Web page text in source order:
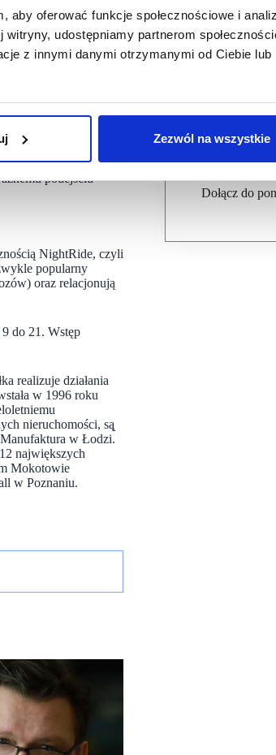
oferować funkcje społecznościowe i
udostępniamy partnerom
z innymi danymi otrzymanymi od Ciebie lub
Zezwól na wszystkie
sprzed lat. Dla
produkcji
sprzedaży.
XXI wieku,
To wydarzenie
który brał udział
podejściu
NightRide, czyli
popularny
oraz relacjonują
do 21. Wstęp
realizuje działania
w 1996 roku
nieruchomości, są̨
w Łodzi.
największych
Mokotowie
w Poznaniu.
Dołącz do